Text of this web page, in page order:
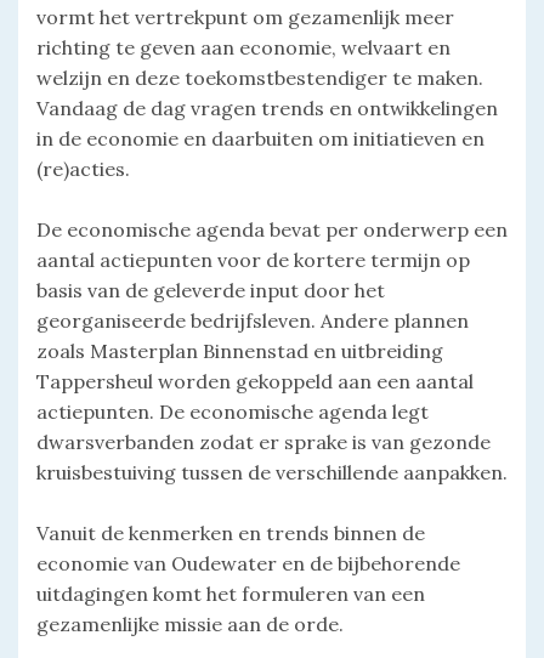
vormt het vertrekpunt om gezamenlijk meer
richting te geven aan economie, welvaart en
welzijn en deze toekomstbestendiger te maken.
Vandaag de dag vragen trends en ontwikkelingen
in de economie en daarbuiten om initiatieven en
(re)acties.
De economische agenda bevat per onderwerp een
aantal actiepunten voor de kortere termijn op
basis van de geleverde input door het
georganiseerde bedrijfsleven. Andere plannen
zoals Masterplan Binnenstad en uitbreiding
Tappersheul worden gekoppeld aan een aantal
actiepunten. De economische agenda legt
dwarsverbanden zodat er sprake is van gezonde
kruisbestuiving tussen de verschillende aanpakken.
Vanuit de kenmerken en trends binnen de
economie van Oudewater en de bijbehorende
uitdagingen komt het formuleren van een
gezamenlijke missie aan de orde.